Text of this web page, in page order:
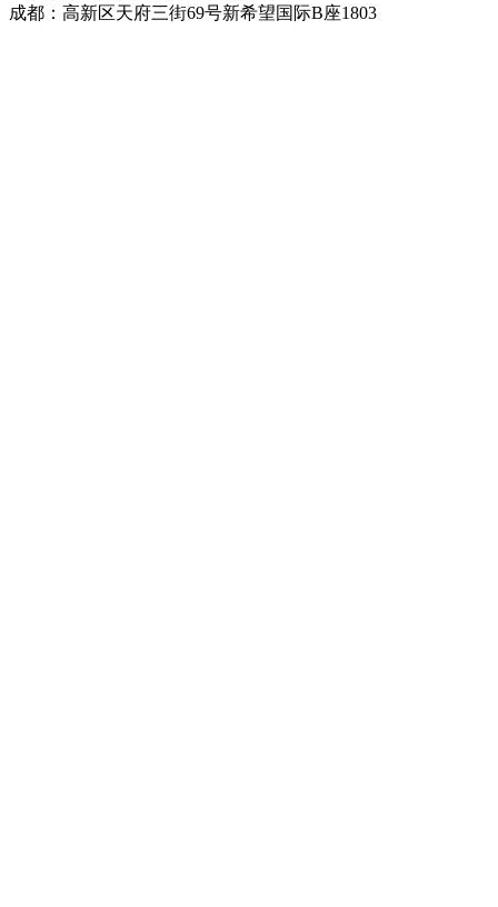
成都：高新区天府三街69号新希望国际B座1803